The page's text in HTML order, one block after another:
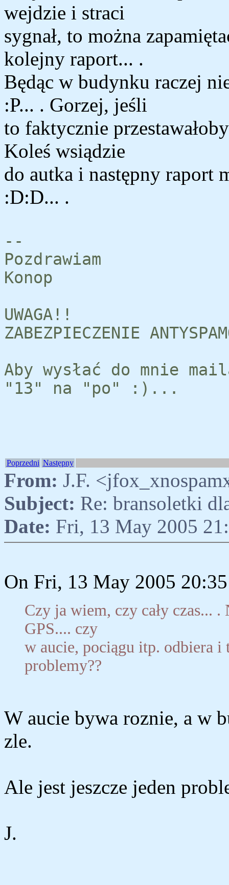
wejdzie i straci
sygnał, to można
kolejny raport... .
Będąc w budynku raczej
:P... . Gorzej, jeśli
to faktycznie
Koleś wsiądzie
do autka i następny raport
:D:D... .
--
Pozdrawiam
Konop
UWAGA!!
ZABEZPIECZENIE
Aby wysłać do mnie
"13" na "po" :)...
Poprzedni Następny
From: J.F.
Subject: Re: bransoletki
Date: Fri, 13 May 2005
On Fri, 13 May 2005
Czy ja wiem, czy cały czas...
GPS.... czy
w aucie, pociągu itp. odbiera
problemy??
W aucie bywa roznie, a w
zle.
Ale jest jeszcze jeden
J.